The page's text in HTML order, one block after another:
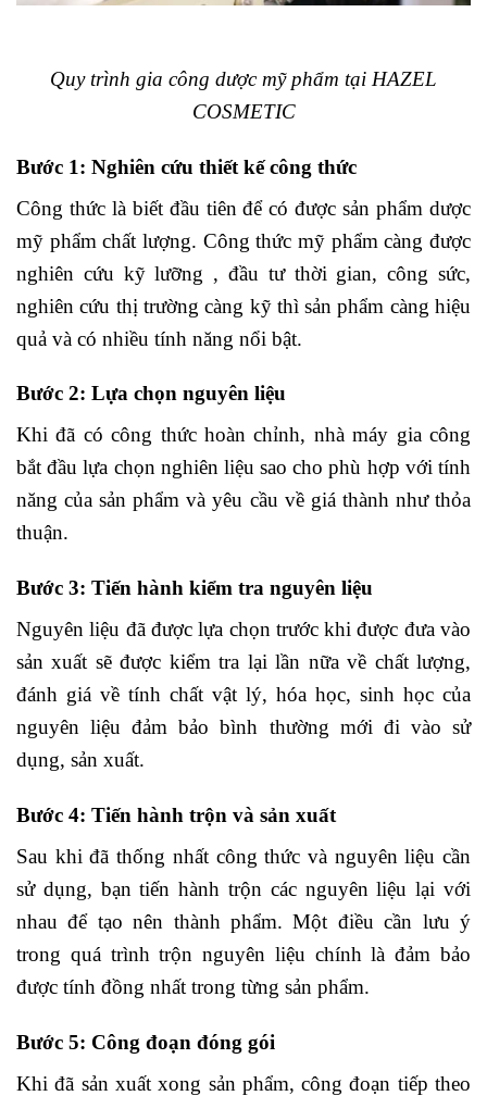
Quy trình gia công dược mỹ phẩm tại HAZEL
COSMETIC
Bước 1: Nghiên cứu thiết kế công thức
Công thức là biết đầu tiên để có được sản phẩm dược
mỹ phẩm chất lượng. Công thức mỹ phẩm càng được
nghiên cứu kỹ lưỡng , đầu tư thời gian, công sức,
nghiên cứu thị trường càng kỹ thì sản phẩm càng hiệu
quả và có nhiều tính năng nổi bật.
Bước 2: Lựa chọn nguyên liệu
Khi đã có công thức hoàn chỉnh, nhà máy gia công
bắt đầu lựa chọn nghiên liệu sao cho phù hợp với tính
năng của sản phẩm và yêu cầu về giá thành như thỏa
thuận.
Bước 3: Tiến hành kiểm tra nguyên liệu
Nguyên liệu đã được lựa chọn trước khi được đưa vào
sản xuất sẽ được kiểm tra lại lần nữa về chất lượng,
đánh giá về tính chất vật lý, hóa học, sinh học của
nguyên liệu đảm bảo bình thường mới đi vào sử
dụng, sản xuất.
Bước 4: Tiến hành trộn và sản xuất
Sau khi đã thống nhất công thức và nguyên liệu cần
sử dụng, bạn tiến hành trộn các nguyên liệu lại với
nhau để tạo nên thành phẩm. Một điều cần lưu ý
trong quá trình trộn nguyên liệu chính là đảm bảo
được tính đồng nhất trong từng sản phẩm.
Bước 5: Công đoạn đóng gói
Khi đã sản xuất xong sản phẩm, công đoạn tiếp theo